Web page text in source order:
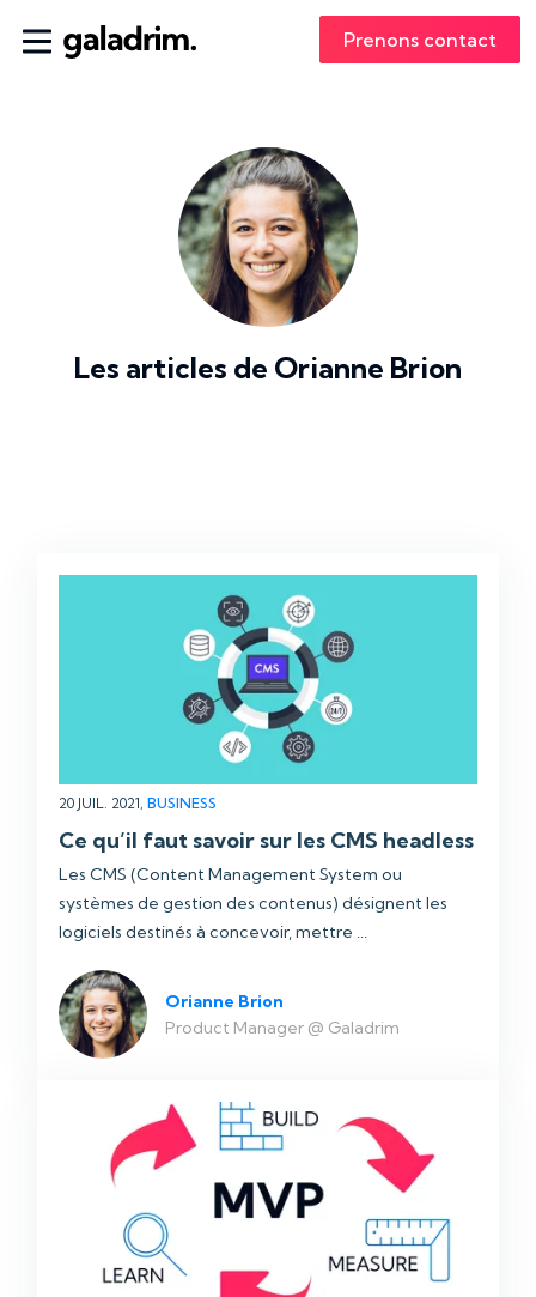
Prenons contact
Les articles de Orianne Brion
20 JUIL. 2021, BUSINESS
Ce qu’il faut savoir sur les CMS headless
Les CMS (Content Management System ou
systèmes de gestion des contenus) désignent les
logiciels destinés à concevoir, mettre ...
Orianne Brion
Product Manager @ Galadrim